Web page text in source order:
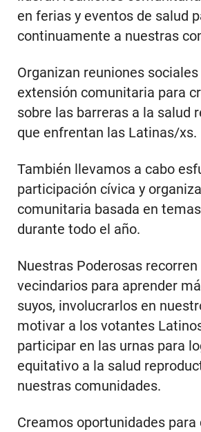
en ferias y eventos de salud
continuamente a nuestras
Organizan reuniones
extensión comunitaria para
sobre las barreras a la salud
que enfrentan las Latinas/xs.
También llevamos a cabo
participación cívica y
comunitaria basada en
durante todo el año.
Nuestras Poderosas recorren
vecindarios para aprender
suyos, involucrarlos en
motivar a los votantes
participar en las urnas para
equitativo a la salud
nuestras comunidades.
Creamos oportunidades para